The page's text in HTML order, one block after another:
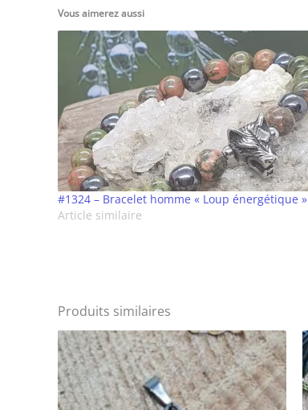
Vous aimerez aussi
#1324 – Bracelet homme « Loup énergétique »
Article similaire
Produits similaires